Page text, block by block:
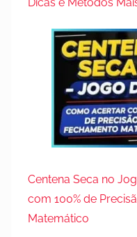
Dicas e Métodos
Centena Seca no
com 100% de
Matemático